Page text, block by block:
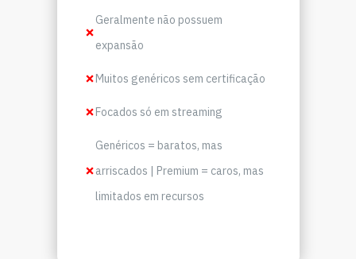
Geralmente não possuem
expansão
Muitos genéricos sem certificação
Focados só em streaming
Genéricos = baratos, mas
arriscados | Premium = caros, mas
limitados em recursos